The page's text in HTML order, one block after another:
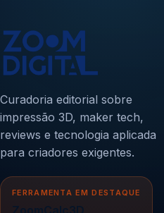
Curadoria editorial sobre
impressão 3D, maker tech,
reviews e tecnologia aplicada
para criadores exigentes.
FERRAMENTA EM DESTAQUE
ZoomCalc3D